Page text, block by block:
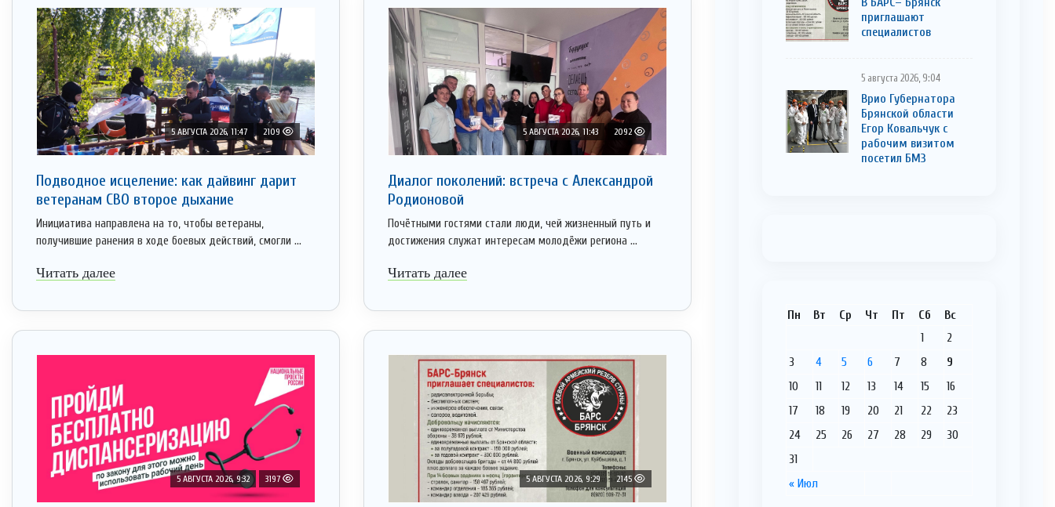
5 АВГУСТА 2026, 11:47 2109
Подводное исцеление: как дайвинг дарит
ветеранам СВО второе дыхание
Инициатива направлена на то, чтобы ветераны,
получившие ранения в ходе боевых действий, смогли ...
Читать далее
5 АВГУСТА 2026, 11:43 2092
Диалог поколений: встреча с Александрой
Родионовой
Почётными гостями стали люди, чей жизненный путь и
достижения служат интересам молодёжи региона ...
Читать далее
5 АВГУСТА 2026, 9:32 3197 5 АВГУСТА 2026, 9:29 2145
приглaшают
cпециaлистoв
5 августа 2026, 9:04
Врио Губернатора
Брянской области
Егор Ковальчук с
рабочим визитом
посетил БМЗ
Пн Вт Ср Чт Пт Сб Вс
« Июл
1
2
3
4 5 6 7 8
9
10
11 12 13 14 15
16
17
18 19 20 21 22
23
24
25 26 27 28 29
30
31